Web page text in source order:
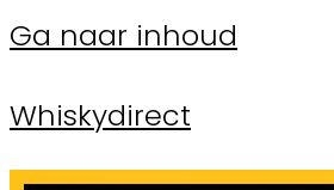
Ga naar inhoud
Whiskydirect